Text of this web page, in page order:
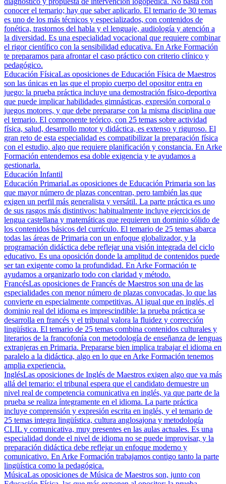
conocer el temario; hay que saber aplicarlo. El temario de 30 temas
es uno de los más técnicos y especializados, con contenidos de
fonética, trastornos del habla y el lenguaje, audiología y atención a
la diversidad. Es una especialidad vocacional que requiere combinar
el rigor científico con la sensibilidad educativa. En Arke Formación
te preparamos para afrontar el caso práctico con criterio clínico y
pedagógico.
Educación FísicaLas oposiciones de Educación Física de Maestros
son las únicas en las que el propio cuerpo del opositor entra en
juego: la prueba práctica incluye una demostración físico-deportiva
que puede implicar habilidades gimnásticas, expresión corporal o
juegos motores, y que debe prepararse con la misma disciplina que
el temario. El componente teórico, con 25 temas sobre actividad
física, salud, desarrollo motor y didáctica, es extenso y riguroso. El
gran reto de esta especialidad es compatibilizar la preparación física
con el estudio, algo que requiere planificación y constancia. En Arke
Formación entendemos esa doble exigencia y te ayudamos a
gestionarla.
Educación Infantil
Educación PrimariaLas oposiciones de Educación Primaria son las
que mayor número de plazas concentran, pero también las que
exigen un perfil más generalista y versátil. La parte práctica es uno
de sus rasgos más distintivos: habitualmente incluye ejercicios de
lengua castellana y matemáticas que requieren un dominio sólido de
los contenidos básicos del currículo. El temario de 25 temas abarca
todas las áreas de Primaria con un enfoque globalizador, y la
programación didáctica debe reflejar una visión integrada del ciclo
educativo. Es una oposición donde la amplitud de contenidos puede
ser tan exigente como la profundidad. En Arke Formación te
ayudamos a organizarlo todo con claridad y método.
FrancésLas oposiciones de Francés de Maestros son una de las
especialidades con menor número de plazas convocadas, lo que las
convierte en especialmente competitivas. Al igual que en inglés, el
dominio real del idioma es imprescindible: la prueba práctica se
desarrolla en francés y el tribunal valora la fluidez y corrección
lingüística. El temario de 25 temas combina contenidos culturales y
literarios de la francofonía con metodología de enseñanza de lenguas
extranjeras en Primaria. Prepararse bien implica trabajar el idioma en
paralelo a la didáctica, algo en lo que en Arke Formación tenemos
amplia experiencia.
InglésLas oposiciones de Inglés de Maestros exigen algo que va más
allá del temario: el tribunal espera que el candidato demuestre un
nivel real de competencia comunicativa en inglés, ya que parte de la
prueba se realiza íntegramente en el idioma. La parte práctica
incluye comprensión y expresión escrita en inglés, y el temario de
25 temas integra lingüística, cultura anglosajona y metodología
CLIL y comunicativa, muy presentes en las aulas actuales. Es una
especialidad donde el nivel de idioma no se puede improvisar, y la
preparación didáctica debe reflejar un enfoque moderno y
comunicativo. En Arke Formación trabajamos contigo tanto la parte
lingüística como la pedagógica.
MúsicaLas oposiciones de Música de Maestros son, junto con